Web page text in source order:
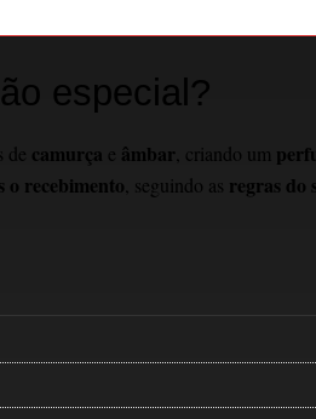
especial?
de camurça e âmbar , criando um
o recebimento , seguindo as regras do